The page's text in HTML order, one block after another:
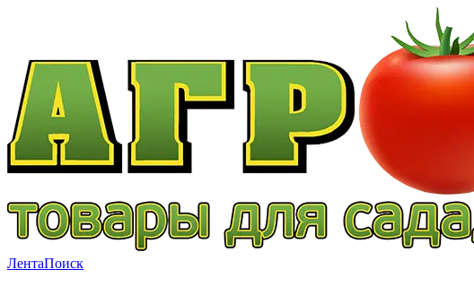
ЛентаПоиск